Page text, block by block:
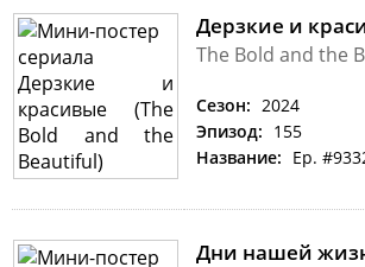
Дерзкие и
The Bold and the
Сезон: 2024
Эпизод: 155
Название: Ep.
Дни нашей